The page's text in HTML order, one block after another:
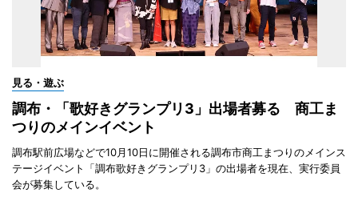
見る・遊ぶ
調布・「歌好きグランプリ3」出場者募る 商工ま
つりのメインイベント
調布駅前広場などで10月10日に開催される調布市商工まつりのメインス
テージイベント「調布歌好きグランプリ3」の出場者を現在、実行委員
会が募集している。